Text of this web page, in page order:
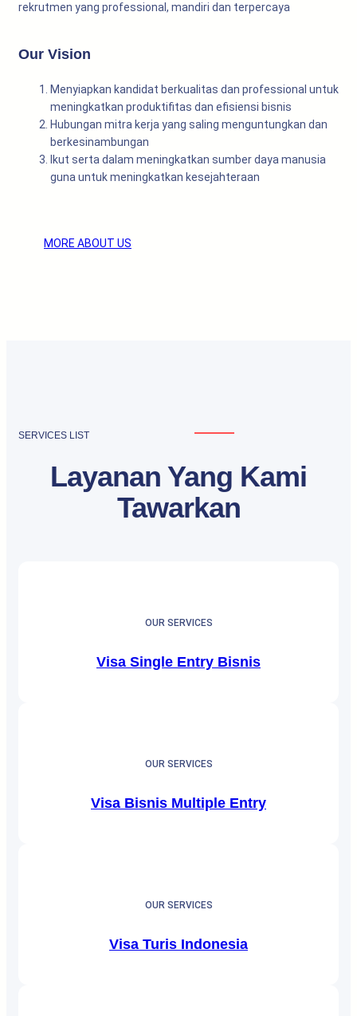
rekrutmen yang professional, mandiri dan terpercaya
Our Vision
Menyiapkan kandidat berkualitas dan professional untuk
meningkatkan produktifitas dan efisiensi bisnis
Hubungan mitra kerja yang saling menguntungkan dan
berkesinambungan
Ikut serta dalam meningkatkan sumber daya manusia
guna untuk meningkatkan kesejahteraan
MORE ABOUT US
SERVICES LIST
Layanan Yang Kami
Tawarkan
OUR SERVICES
Visa Single Entry Bisnis
OUR SERVICES
Visa Bisnis Multiple Entry
OUR SERVICES
Visa Turis Indonesia